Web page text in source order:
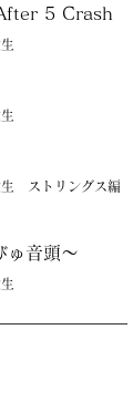
5 Crash
ストリングス編
音頭〜